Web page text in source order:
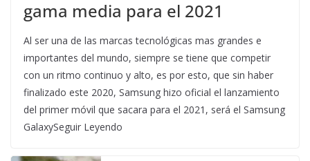
gama media para el 2021
Al ser una de las marcas tecnológicas mas grandes e
importantes del mundo, siempre se tiene que competir
con un ritmo continuo y alto, es por esto, que sin haber
finalizado este 2020, Samsung hizo oficial el lanzamiento
del primer móvil que sacara para el 2021, será el Samsung
GalaxySeguir Leyendo